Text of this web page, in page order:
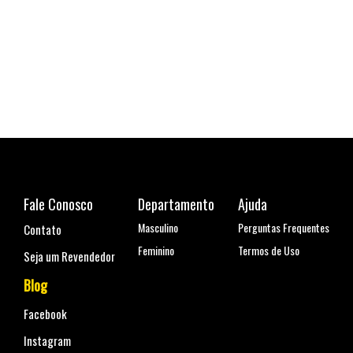
Fale Conosco
Contato
Seja um Revendedor
Blog
Facebook
Instagram
Departamento
Masculino
Feminino
Ajuda
Perguntas Frequentes
Termos de Uso